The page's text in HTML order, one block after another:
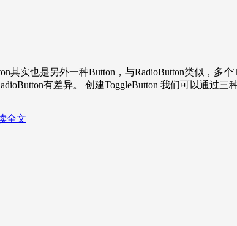
其实也是另外一种Button，与RadioButton类似，多
有差异。 创建ToggleButton 我们可以通过三
全文